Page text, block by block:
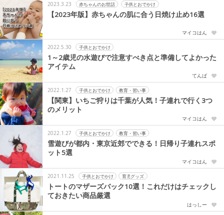
2023.3.23 赤ちゃんのお世話 子供とおでかけ
【2023年版】赤ちゃんの肌に合う日焼け止め16選
マイコはん
2022.5.30 子供とおでかけ
1～2歳児の水遊びで注意すべき点と準備してよかった
アイテム
てんぱ
2022.1.27 子供とおでかけ 教育・習い事
【関東】いちご狩りは千葉が人気！子連れで行く3つ
のメリット
マイコはん
2022.1.27 子供とおでかけ 教育・習い事
雪遊びが都内・東京近郊でできる！日帰り子連れスポ
ット5選
マイコはん
2021.11.25 子供とおでかけ 育児グッズ
トートのマザーズバック10選！これだけはチェックし
ておきたい商品厳選
はっしー